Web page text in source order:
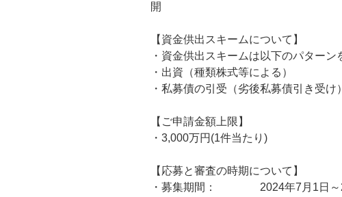
開
【資金供出スキームについて】
・資金供出スキームは以下のパターン
・出資（種類株式等による）
・私募債の引受（劣後私募債引き受け）
【ご申請金額上限】
・3,000万円(1件当たり)
【応募と審査の時期について】
・募集期間： 2024年7月1日～